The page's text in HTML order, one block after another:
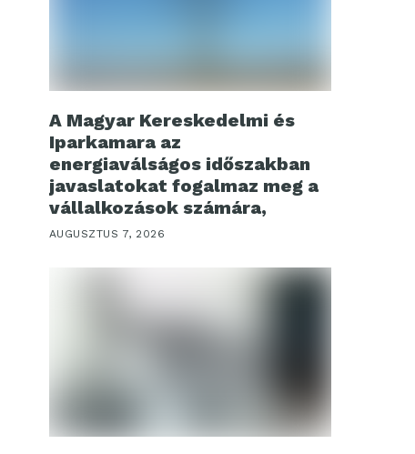
A Magyar Kereskedelmi és
Iparkamara az
energiaválságos időszakban
javaslatokat fogalmaz meg a
vállalkozások számára,
AUGUSZTUS 7, 2026